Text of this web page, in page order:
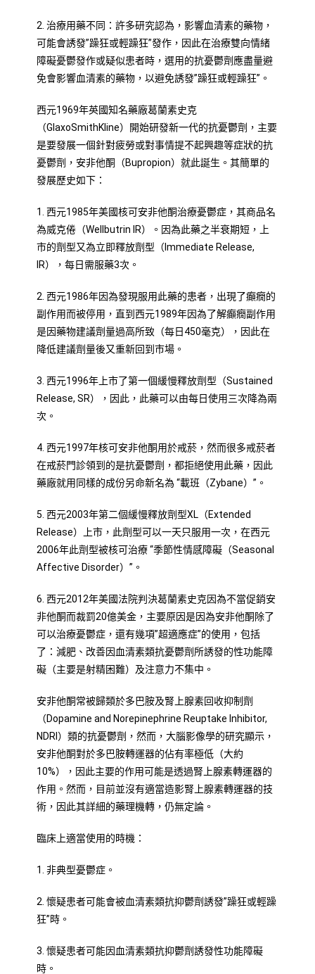
2. 治療用藥不同：許多研究認為，影響血清素的藥物，
可能會誘發”躁狂或輕躁狂”發作，因此在治療雙向情緒
障礙憂鬱發作或疑似患者時，選用的抗憂鬱劑應盡量避
免會影響血清素的藥物，以避免誘發”躁狂或輕躁狂”。
西元1969年英國知名藥廠葛蘭素史克
（GlaxoSmithKline）開始研發新一代的抗憂鬱劑，主要
是要發展一個針對疲勞或對事情提不起興趣等症狀的抗
憂鬱劑，安非他酮（Bupropion）就此誕生。其簡單的
發展歷史如下：
1. 西元1985年美國核可安非他酮治療憂鬱症，其商品名
為威克倦（Wellbutrin IR）。因為此藥之半衰期短，上
市的劑型又為立即釋放劑型（Immediate Release,
IR），每日需服藥3次。
2. 西元1986年因為發現服用此藥的患者，出現了癲癇的
副作用而被停用，直到西元1989年因為了解癲癇副作用
是因藥物建議劑量過高所致（每日450毫克），因此在
降低建議劑量後又重新回到市場。
3. 西元1996年上市了第一個緩慢釋放劑型（Sustained
Release, SR），因此，此藥可以由每日使用三次降為兩
次。
4. 西元1997年核可安非他酮用於戒菸，然而很多戒菸者
在戒菸門診領到的是抗憂鬱劑，都拒絕使用此藥，因此
藥廠就用同樣的成份另命新名為 “載班（Zybane）”。
5. 西元2003年第二個緩慢釋放劑型XL（Extended
Release）上市，此劑型可以一天只服用一次，在西元
2006年此劑型被核可治療 “季節性情感障礙（Seasonal
Affective Disorder）”。
6. 西元2012年美國法院判決葛蘭素史克因為不當促銷安
非他酮而裁罰20億美金，主要原因是因為安非他酮除了
可以治療憂鬱症，還有幾項”超適應症”的使用，包括
了：減肥、改善因血清素類抗憂鬱劑所誘發的性功能障
礙（主要是射精困難）及注意力不集中。
安非他酮常被歸類於多巴胺及腎上腺素回收抑制劑
（Dopamine and Norepinephrine Reuptake Inhibitor,
NDRI）類的抗憂鬱劑，然而，大腦影像學的研究顯示，
安非他酮對於多巴胺轉運器的佔有率極低（大約
10%），因此主要的作用可能是透過腎上腺素轉運器的
作用。然而，目前並沒有適當造影腎上腺素轉運器的技
術，因此其詳細的藥理機轉，仍無定論。
臨床上適當使用的時機：
1. 非典型憂鬱症。
2. 懷疑患者可能會被血清素類抗抑鬱劑誘發”躁狂或輕躁
狂”時。
3. 懷疑患者可能因血清素類抗抑鬱劑誘發性功能障礙
時。